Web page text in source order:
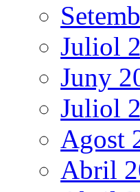
Juliol
Juny
Juliol
Agost
Abril